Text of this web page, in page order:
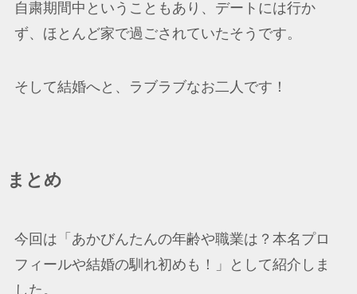
自粛期間中ということもあり、デートには行か
ず、ほとんど家で過ごされていたそうです。
そして結婚へと、ラブラブなお二人です！
まとめ
今回は「あかびんたんの年齢や職業は？本名プロ
フィールや結婚の馴れ初めも！」として紹介しま
した。